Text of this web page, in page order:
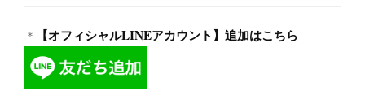
＊ 【オフィシャルLINEアカウント】追加はこちら